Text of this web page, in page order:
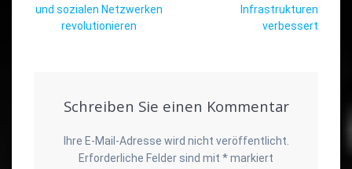
und sozialen Netzwerken
revolutionieren
Infrastrukturen
verbessert
Schreiben Sie einen Kommentar
Ihre E-Mail-Adresse wird nicht veröffentlicht.
Erforderliche Felder sind mit *markiert